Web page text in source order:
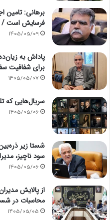
برهانی: تامین
فرسایش است /
1405/05/09
پاداش به
برای شفافیت
1405/05/07
سریال‌هایی که
1405/05/06
شستا زیر
سود ناچیز،
1405/05/06
از پالایش
محاسبات در
1405/05/05